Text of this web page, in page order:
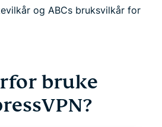
og ABCs bruksvilkår for
bruke